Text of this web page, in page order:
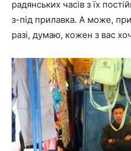
радянських часів з їх
з-під прилавка. А може,
разі, думаю, кожен з вас